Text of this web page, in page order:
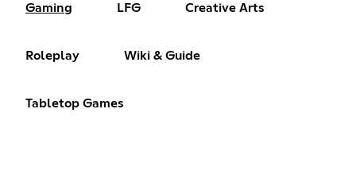
Gaming LFG Creative Arts
Roleplay Wiki & Guide
Tabletop Games